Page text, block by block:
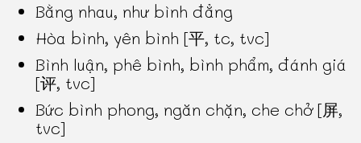
Bằng nhau, như bình đẳng
Hòa bình, yên bình [平, tc, tvc]
Bình luận, phê bình, bình phẩm, đánh giá
[评, tvc]
Bức bình phong, ngăn chặn, che chở [屏,
tvc]